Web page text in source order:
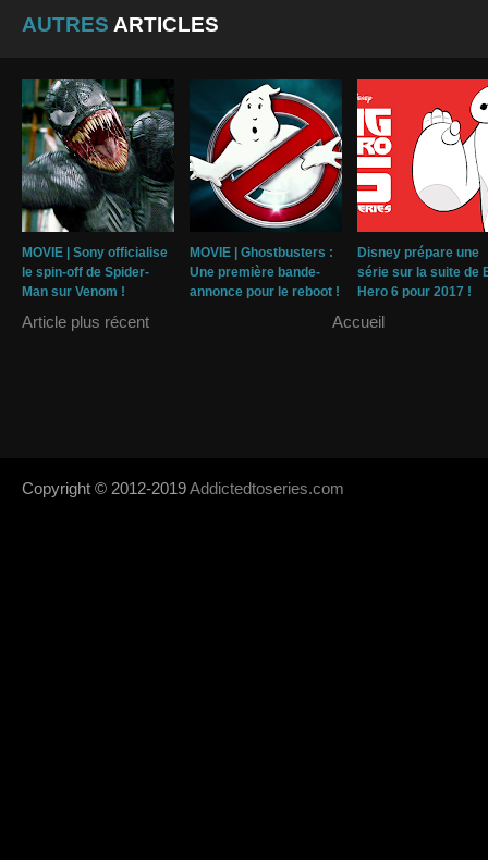
AUTRES ARTICLES
MOVIE | Sony officialise
le spin-off de Spider-
Man sur Venom !
MOVIE | Ghostbusters :
Une première bande-
annonce pour le reboot !
Disney prépare une
série sur la suite de
Hero 6 pour 2017 !
Article plus récent Accueil
Copyright © 2012-2019Addictedtoseries.com